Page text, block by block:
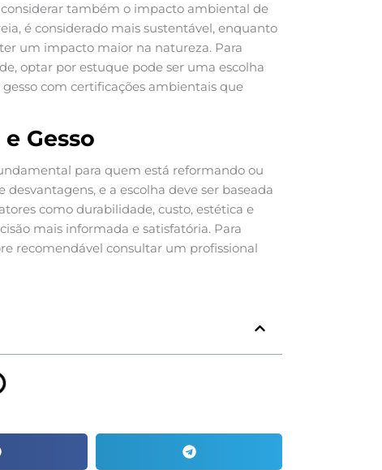
também o impacto ambiental de
é considerado mais sustentável, enquanto
um impacto maior na natureza. Para
optar por estuque pode ser uma escolha
com certificações ambientais que
Gesso
para quem está reformando ou
e a escolha deve ser baseada
como durabilidade, custo, estética e
mais informada e satisfatória. Para
recomendável consultar um profissional